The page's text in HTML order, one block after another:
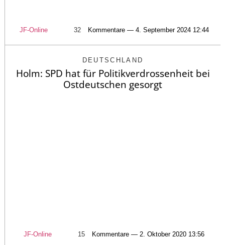
JF-Online 32 Kommentare — 4. September 2024 12:44
DEUTSCHLAND
Holm: SPD hat für Politikverdrossenheit bei
Ostdeutschen gesorgt
JF-Online 15 Kommentare — 2. Oktober 2020 13:56